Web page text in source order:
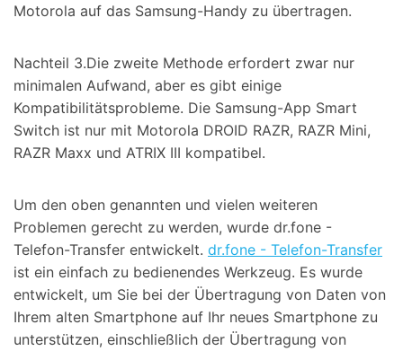
Motorola auf das Samsung-Handy zu übertragen.
Nachteil 3.Die zweite Methode erfordert zwar nur
minimalen Aufwand, aber es gibt einige
Kompatibilitätsprobleme. Die Samsung-App Smart
Switch ist nur mit Motorola DROID RAZR, RAZR Mini,
RAZR Maxx und ATRIX III kompatibel.
Um den oben genannten und vielen weiteren
Problemen gerecht zu werden, wurde dr.fone -
Telefon-Transfer entwickelt. dr.fone - Telefon-Transfer
ist ein einfach zu bedienendes Werkzeug. Es wurde
entwickelt, um Sie bei der Übertragung von Daten von
Ihrem alten Smartphone auf Ihr neues Smartphone zu
unterstützen, einschließlich der Übertragung von